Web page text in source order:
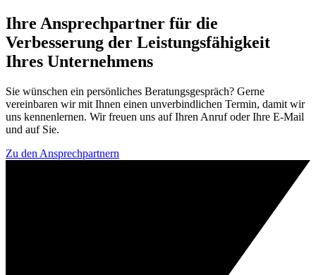
Ihre Ansprechpartner für die
Verbesserung der Leistungsfähigkeit
Ihres Unternehmens
Sie wünschen ein persönliches Beratungsgespräch? Gerne
vereinbaren wir mit Ihnen einen unverbindlichen Termin, damit wir
uns kennenlernen. Wir freuen uns auf Ihren Anruf oder Ihre E-Mail
und auf Sie.
Zu den Ansprechpartnern